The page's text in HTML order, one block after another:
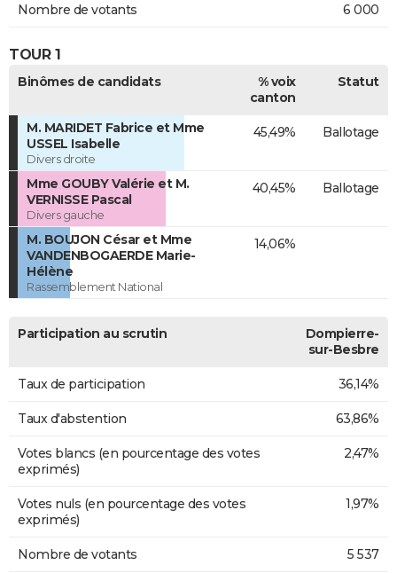
Nombre de votants 6 000
TOUR 1
Binômes de candidats
% voix
canton
Statut
M. MARIDET Fabrice et Mme
USSEL Isabelle
Divers droite
45,49% Ballotage
Mme GOUBY Valérie et M.
VERNISSE Pascal
Divers gauche
40,45% Ballotage
M. BOUJON César et Mme
VANDENBOGAERDE Marie-
Hélène
Rassemblement National
14,06%
Participation au scrutin
Dompierre-
sur-Besbre
Taux de participation 36,14%
Taux d'abstention 63,86%
Votes blancs (en pourcentage des votes
exprimés)
2,47%
Votes nuls (en pourcentage des votes
exprimés)
1,97%
Nombre de votants 5 537